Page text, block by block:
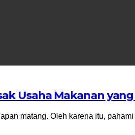
Usaha Makanan
matang. Oleh karena itu,